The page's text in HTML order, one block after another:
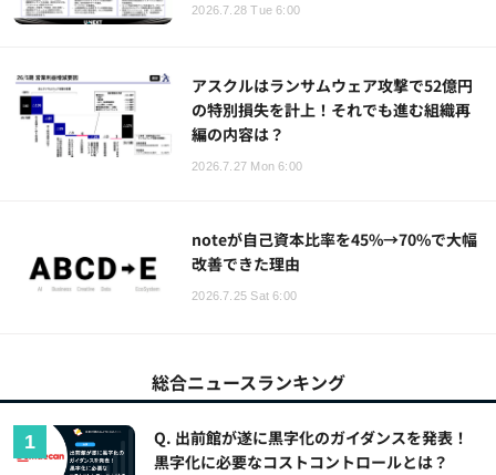
2026.7.28 Tue 6:00
アスクルはランサムウェア攻撃で52億円
の特別損失を計上！それでも進む組織再
編の内容は？
2026.7.27 Mon 6:00
noteが自己資本比率を45%→70%で大幅
改善できた理由
2026.7.25 Sat 6:00
総合ニュースランキング
Q. 出前館が遂に黒字化のガイダンスを発表！
黒字化に必要なコストコントロールとは？